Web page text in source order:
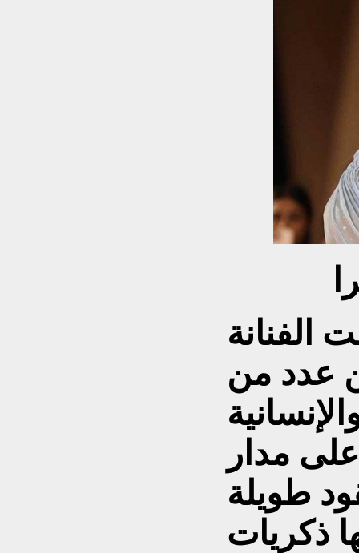
الفنانة
عدد من
مدار
طويلة
ذكريات